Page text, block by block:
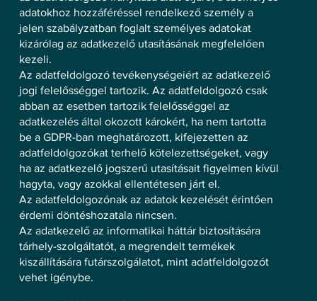
adatokhoz hozzáféréssel rendelkező személy a
jelen szabályzatban foglalt személyes adatokat
kizárólag az adatkezelő utasításának megfelelően
kezeli.
Az adatfeldolgozó tevékenységeiért az adatkezelő
jogi felelősséggel tartozik. Az adatfeldolgozó csak
abban az esetben tartozik felelősséggel az
adatkezelés által okozott károkért, ha nem tartotta
be a GDPR-ban meghatározott, kifejezetten az
adatfeldolgozókat terhelő kötelezettségeket, vagy
ha az adatkezelő jogszerű utasításait figyelmen kívül
hagyta, vagy azokkal ellentétesen járt el.
Az adatfeldolgozónak az adatok kezelését érintően
érdemi döntéshozatala nincsen.
Az adatkezelő az informatikai háttár biztosítására
tárhely-szolgáltatót, a megrendelt termékek
kiszállítására futárszolgálatot, mint adatfeldolgozót
vehet igénybe.